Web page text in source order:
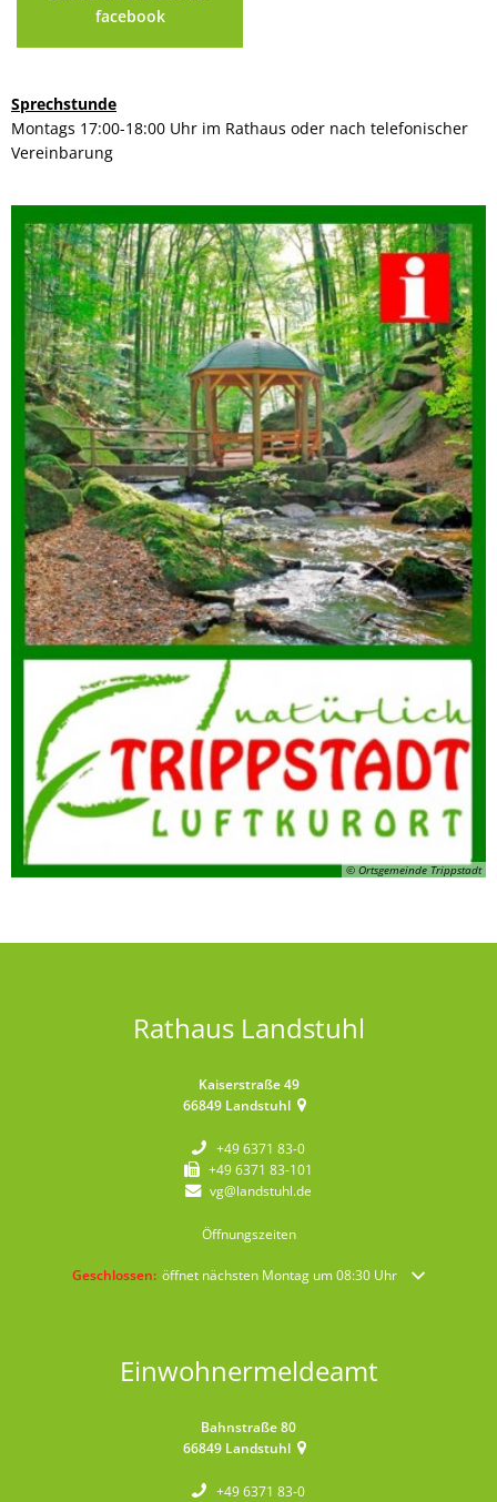
facebook
Sprechstunde
Montags 17:00-18:00 Uhr im Rathaus oder nach telefonischer
Vereinbarung
© Ortsgemeinde Trippstadt
Rathaus Landstuhl
Kaiserstraße 49
66849 Landstuhl
+49 6371 83-0
+49 6371 83-101
vg@landstuhl.de
Öffnungszeiten
Klicken, um weitere Öffnungs- oder Schließzeiten auszublenden
Geschlossen: öffnet nächsten Montag um 08:30 Uhr
Einwohnermeldeamt
Bahnstraße 80
66849 Landstuhl
+49 6371 83-0